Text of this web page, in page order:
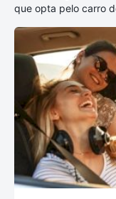
que opta pelo carro